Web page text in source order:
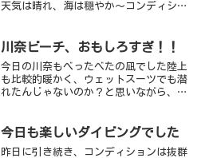
天気は晴れ、海は穏やか～コンディショ
に旬の「クマドリカエルアンコウ」（通
川奈ビーチ、おもしろすぎ！！
今日の川奈もべったべたの凪でした陸上
も比較的暖かく、ウェットスーツでも潜
れたんじゃないのか？と思いながら、ド
い！透明度12ｍ以上、水温19℃、生物は
今日も楽しいダイビングでした
昨日に引き続き、コンディションは抜群